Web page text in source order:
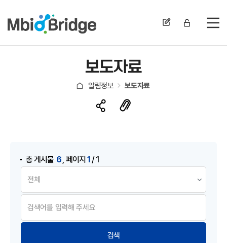
전
보도자료
알림정보 보도자료
총 게시물 6 ,페이지1/ 1